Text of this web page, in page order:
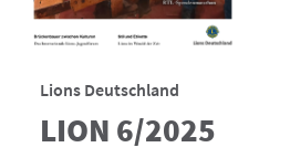
Lions Deutschland
LION 6/2025